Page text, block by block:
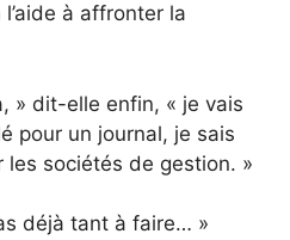
l’aide à affronter la
» dit-elle enfin, « je vais
pour un journal, je sais
sociétés de gestion. »
déjà tant à faire… »